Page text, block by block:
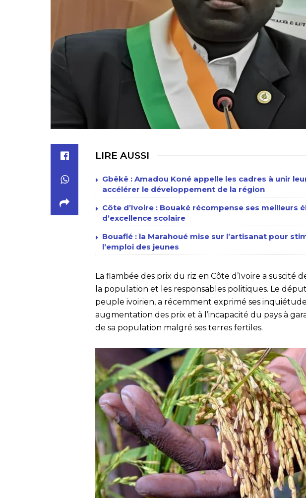
LIRE AUSSI
Gbêkê : Amadou Koné appelle les cadres à unir
accélérer le développement de la région
Côte d’Ivoire : Bouaké récompense ses meilleurs
d’excellence scolaire
Bouaflé : la Marahoué mise sur l’artisanat pour
l’emploi des jeunes
La flambée des prix du riz en Côte d’Ivoire a suscité
la population et les responsables politiques. Le
peuple ivoirien, a récemment exprimé ses
augmentation des prix et à l’incapacité du pays à
de sa population malgré ses terres fertiles.